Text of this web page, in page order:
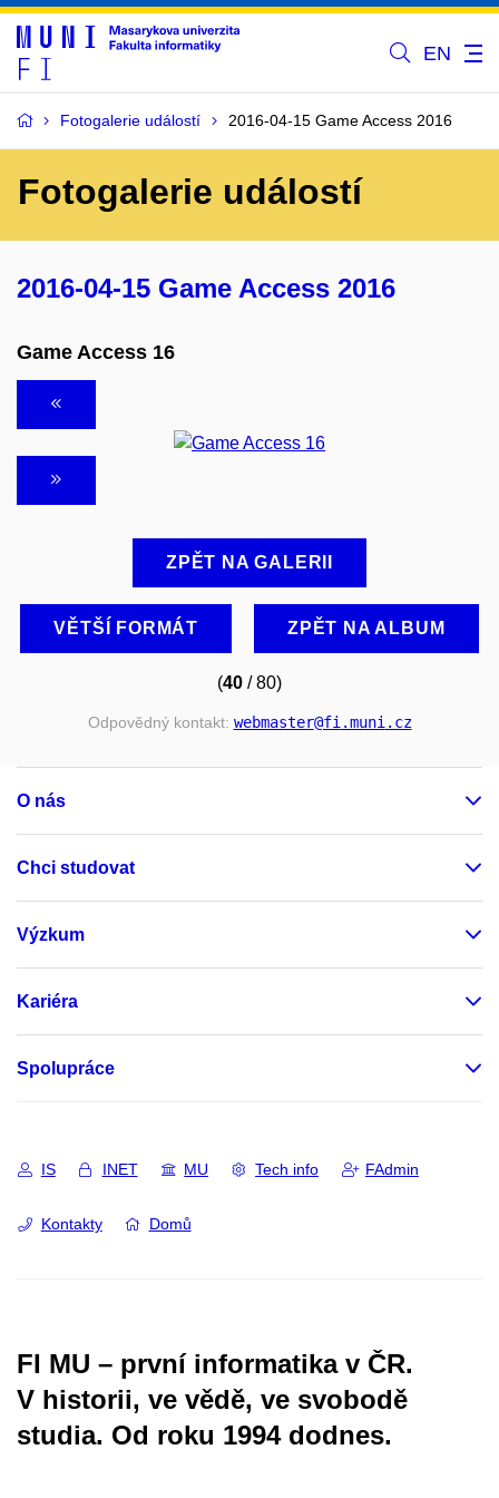
EN
Fotogalerie událostí 2016-04-15 Game Access 2016
Fotogalerie událostí
2016-04-15 Game Access 2016
Game Access 16
ZPĚT NA GALERII
VĚTŠÍ FORMÁT ZPĚT NA ALBUM
(40 / 80)
Odpovědný kontakt: webmaster@fi.muni.cz
O nás
Chci studovat
Výzkum
Kariéra
Spolupráce
IS INET MU Tech info FAdmin
Kontakty Domů
FI MU – první informatika v ČR.
V historii, ve vědě, ve svobodě
studia. Od roku 1994 dodnes.